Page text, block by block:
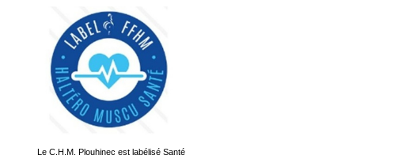
Le C.H.M. Plouhinec est labélisé Santé